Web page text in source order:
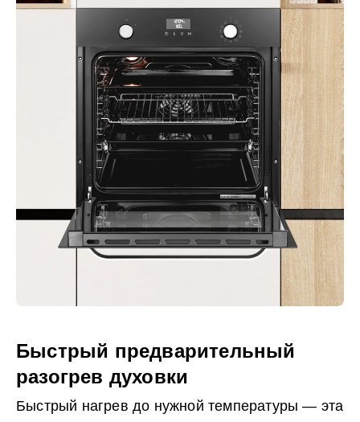
Быстрый предварительный
разогрев духовки
Быстрый нагрев до нужной температуры — эта